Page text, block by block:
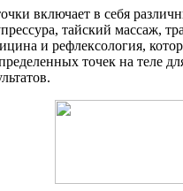
включает в себя
тайский массаж,
и рефлексология,
точек на теле